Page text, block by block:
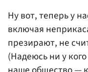
Ну вот, теперь у
включая
презирают, не
(Надеюсь ни у